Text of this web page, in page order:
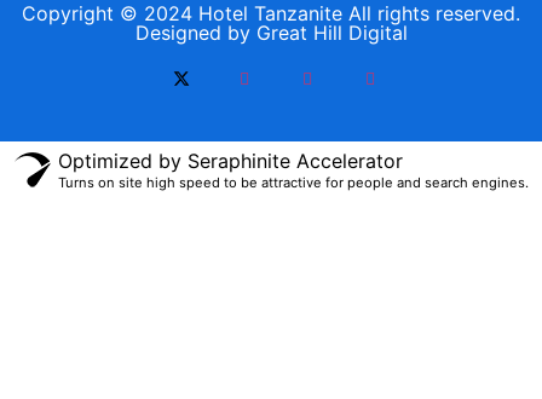
Copyright © 2024 Hotel Tanzanite All rights reserved.
Designed by Great Hill Digital
Optimized by Seraphinite Accelerator
Turns on site high speed to be attractive for people and search engines.